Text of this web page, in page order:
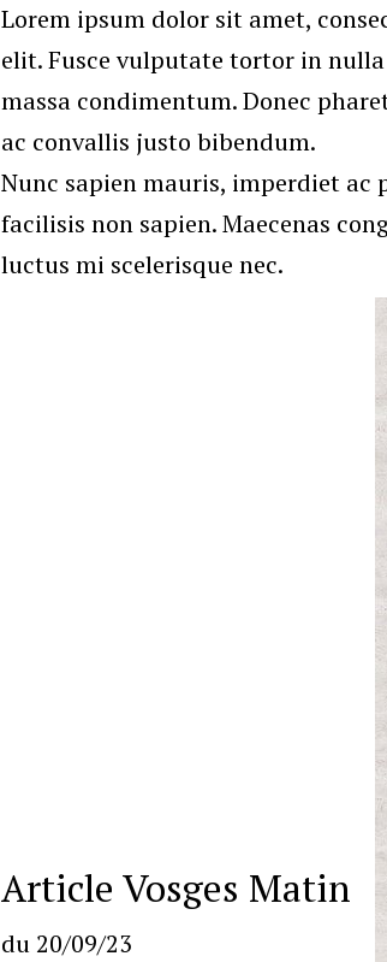
Lorem ipsum dolor sit amet,
elit. Fusce vulputate tortor in
massa condimentum. Donec
ac convallis justo bibendum.
Nunc sapien mauris, imperdiet ac
facilisis non sapien. Maecenas
luctus mi scelerisque nec.
Article Vosges Matin
du 20/09/23